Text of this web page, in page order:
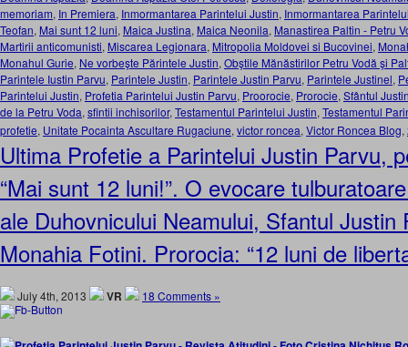
memoriam, In Premiera, Inmormantarea Parintelui Justin, Inmormantarea
Teofan, Mai sunt 12 luni, Maica Justina, Maica Neonila, Manastirea Paltin - Petru
Martirii anticomunisti, Miscarea Legionara, Mitropolia Moldovei si Bucovinei,
Monahul Gurie, Ne vorbeşte Părintele Justin, Obştile Mănăstirilor Petru Vodă şi
Parintele Iustin Parvu, Parintele Justin, Parintele Justin Parvu, Parintele Justinel,
Parintelui Justin, Profetia Parintelui Justin Parvu, Proorocie, Prorocie, Sfântul
de la Petru Voda, sfintii inchisorilor, Testamentul Parintelui Justin, Testamentul
profetie, Unitate Pocainta Ascultare Rugaciune, victor roncea, Victor Roncea Blog,
Ultima Profetie a Parintelui Justin Parvu,
“Mai sunt 12 luni!”. O evocare
ale Duhovnicului Neamului, Sfantul Justin
Monahia Fotini. Prorocia: “12 luni de
July 4th, 2013 VR 18 Comments »